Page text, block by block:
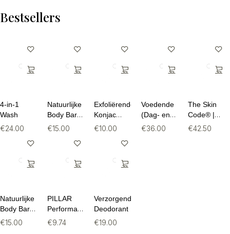
Bestsellers
4-in-1
Wash
€24.00
Natuurlijke
Body Bar –
Milde
Zeep (food
€15.00
Exfoliërende
Konjac
Spons
€10.00
Voedende
(Dag- en
Nacht)
€36.00
The Skin
Code® |
Vegan
€42.50
Natuurlijke
Body Bar -
Milde
€15.00
PILLAR
Performance
Micro
€9.74
Verzorgende
Deodorant
€19.00